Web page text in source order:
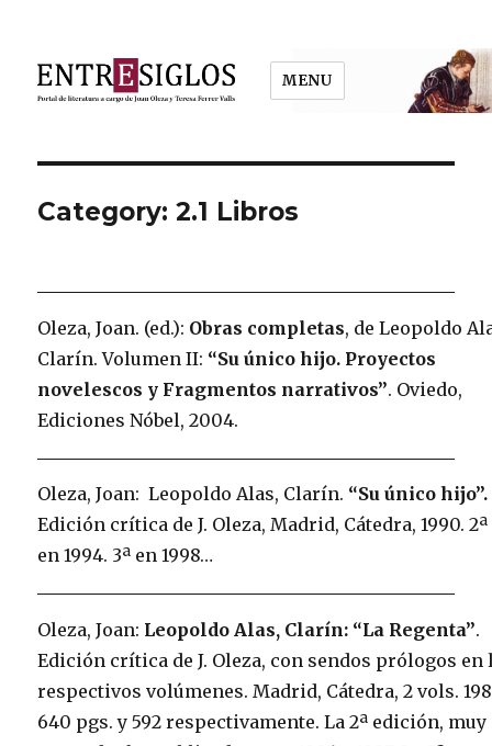
MENU
Category: 2.1 Libros
Oleza, Joan. (ed.): Obras completas, de Leopoldo
Clarín. Volumen II: “Su único hijo. Proyectos
novelescos y Fragmentos narrativos”. Oviedo,
Ediciones Nóbel, 2004.
Oleza, Joan: Leopoldo Alas, Clarín. “Su único hijo”.
Edición crítica de J. Oleza, Madrid, Cátedra, 1990. 2ª
en 1994. 3ª en 1998…
Oleza, Joan: Leopoldo Alas, Clarín: “La Regenta”.
Edición crítica de J. Oleza, con sendos prólogos en
respectivos volúmenes. Madrid, Cátedra, 2 vols.
640 pgs. y 592 respectivamente. La 2ª edición, muy